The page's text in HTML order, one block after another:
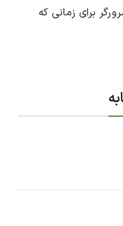
برای زمانی که